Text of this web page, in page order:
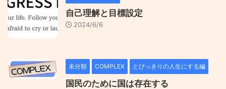
自己理解と目標設定
2024/6/6
未分類 COMPLEX とびっきりの人生にする編
国民のために国は存在する